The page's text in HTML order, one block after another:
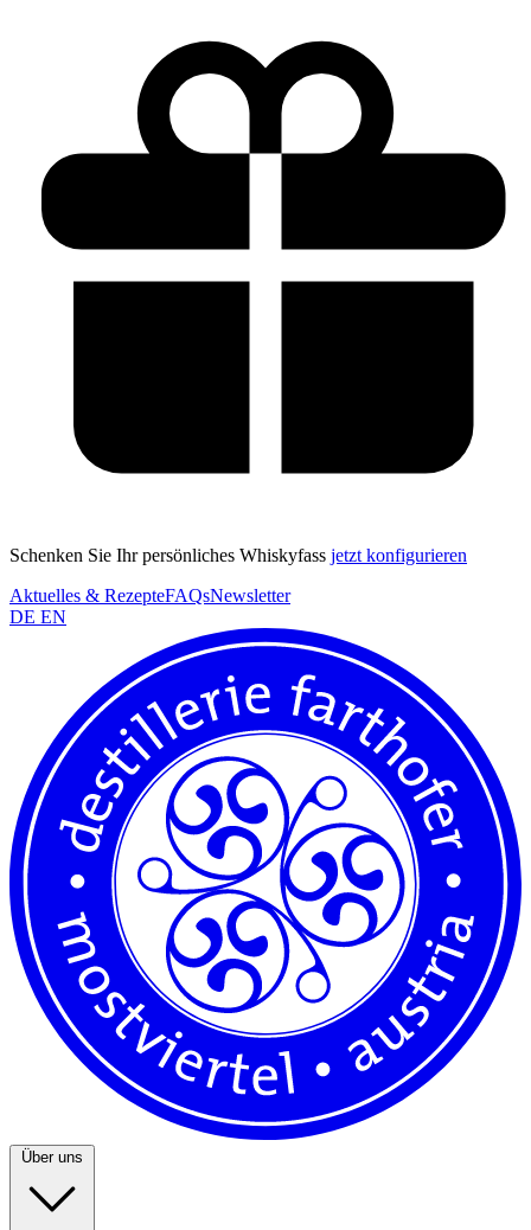
Schenken Sie Ihr persönliches Whiskyfass jetzt konfigurieren
Aktuelles & RezepteFAQsNewsletter
DE EN